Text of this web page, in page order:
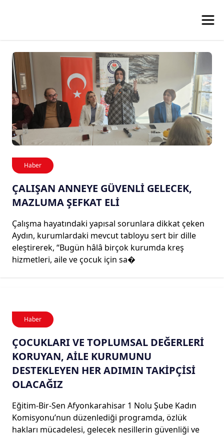
Haber
ÇALIŞAN ANNEYE GÜVENLİ GELECEK,
MAZLUMA ŞEFKAT ELİ
Çalışma hayatındaki yapısal sorunlara dikkat çeken
Aydın, kurumlardaki mevcut tabloyu sert bir dille
eleştirerek, “Bugün hâlâ birçok kurumda kreş
hizmetleri, aile ve çocuk için sa�
Haber
ÇOCUKLARI VE TOPLUMSAL DEĞERLERİ
KORUYAN, AİLE KURUMUNU
DESTEKLEYEN HER ADIMIN TAKİPÇİSİ
OLACAĞIZ
Eğitim-Bir-Sen Afyonkarahisar 1 Nolu Şube Kadın
Komisyonu’nun düzenlediği programda, özlük
hakları mücadelesi, gelecek nesillerin güvenliği ve